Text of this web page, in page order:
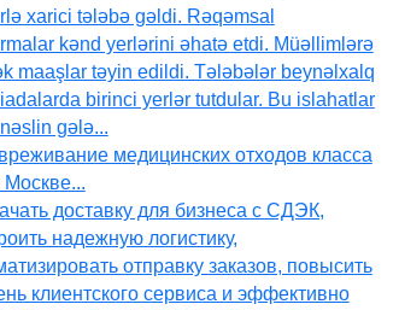
xarici tələbə gəldi. Rəqəmsal
kənd yerlərini əhatə etdi. Müəllimlərə
maaşlar təyin edildi. Tələbələr beynəlxalq
birinci yerlər tutdular. Bu islahatlar
gələ...
медицинских отходов класса
Москве...
доставку для бизнеса с СДЭК,
надежную логистику,
отправку заказов, повысить
клиентского сервиса и эффективно